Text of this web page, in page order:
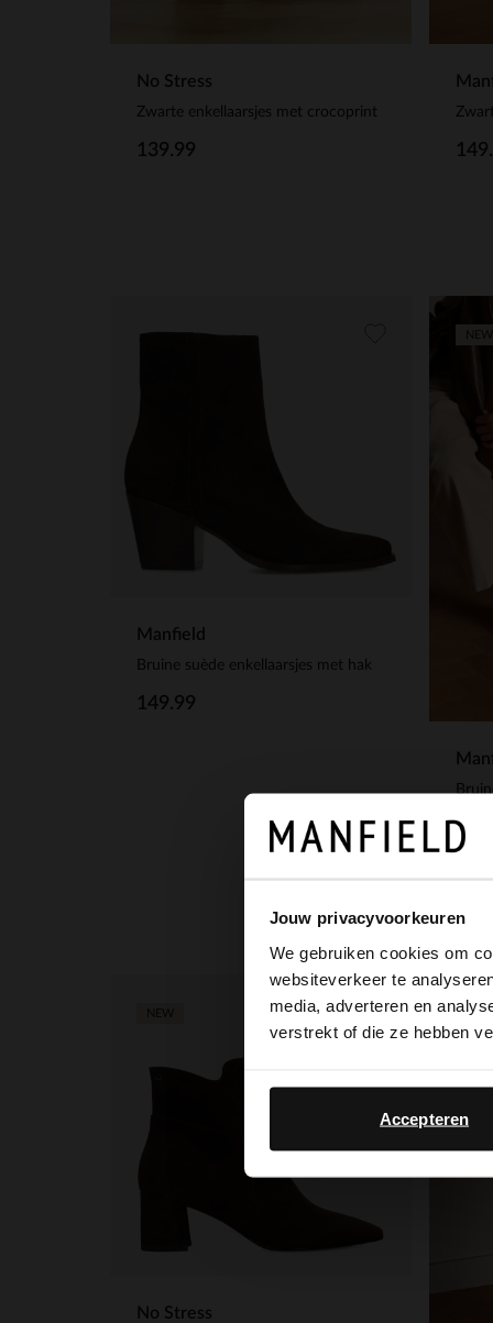
Jouw privacyvoorkeuren
We gebruiken cookies om
websiteverkeer te
media, adverteren en
verstrekt of die ze hebben
Accepteren
No Stress
Zwarte enkellaarsjes met crocoprint
139.99
Manfield
Bruine suède enkellaarsjes met hak
149.99
No Stress